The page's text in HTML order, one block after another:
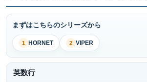
まずはこちらのシリーズから
1 HORNET 2 VIPER
英数行